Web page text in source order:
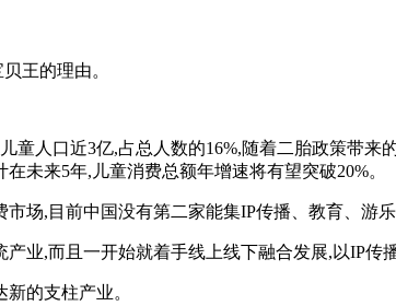
王的理由。
童人口近3亿,占总人数的16%,随着二胎政策带来
未来5年,儿童消费总额年增速将有望突破20%。
场,目前中国没有第二家能集IP传播、教育、游
业,而且一开始就着手线上线下融合发展,以IP传
的支柱产业。